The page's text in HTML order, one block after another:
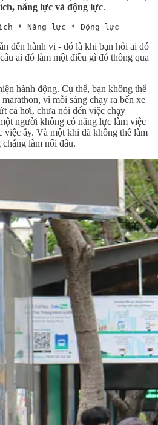
năng lực và động lực.
* Năng lực * Động lực
đến hành vi - đó là khi bạn hỏi ai đó
ai đó làm một điều gì đó thông qua
hành động. Cụ thể, bạn không thể
vì mỗi sáng chạy ra bến xe
cả hơi, chưa nói đến việc chạy
người không có năng lực làm việc
việc ấy. Và một khi đã không thể làm
làm nổi đâu.